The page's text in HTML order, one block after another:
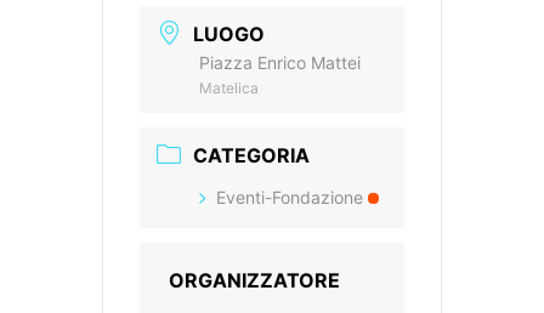
LUOGO
Piazza Enrico Mattei
Matelica
CATEGORIA
Eventi-Fondazione
ORGANIZZATORE